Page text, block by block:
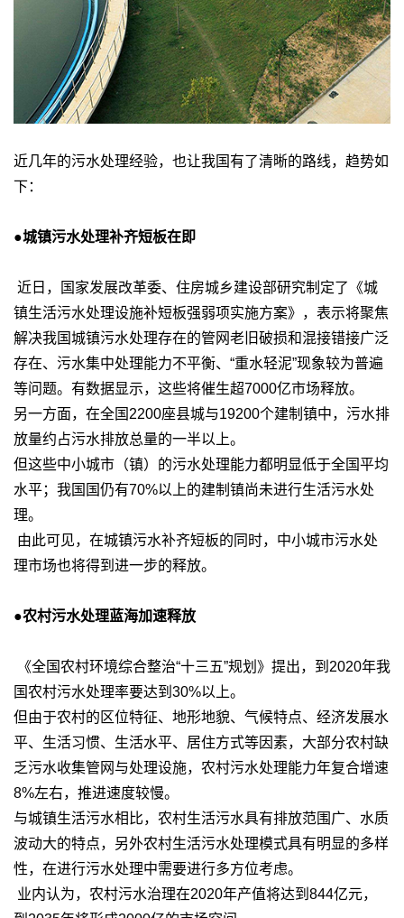
近几年的污水处理经验，也让我国有了清晰的路线，趋势如
下：
●城镇污水处理补齐短板在即
近日，国家发展改革委、住房城乡建设部研究制定了《城
镇生活污水处理设施补短板强弱项实施方案》，表示将聚焦
解决我国城镇污水处理存在的管网老旧破损和混接错接广泛
存在、污水集中处理能力不平衡、“重水轻泥”现象较为普遍
等问题。有数据显示，这些将催生超7000亿市场释放。
另一方面，在全国2200座县城与19200个建制镇中，污水排
放量约占污水排放总量的一半以上。
但这些中小城市（镇）的污水处理能力都明显低于全国平均
水平；我国国仍有70%以上的建制镇尚未进行生活污水处
理。
由此可见，在城镇污水补齐短板的同时，中小城市污水处
理市场也将得到进一步的释放。
●农村污水处理蓝海加速释放
《全国农村环境综合整治“十三五”规划》提出，到2020年我
国农村污水处理率要达到30%以上。
但由于农村的区位特征、地形地貌、气候特点、经济发展水
平、生活习惯、生活水平、居住方式等因素，大部分农村缺
乏污水收集管网与处理设施，农村污水处理能力年复合增速
8%左右，推进速度较慢。
与城镇生活污水相比，农村生活污水具有排放范围广、水质
波动大的特点，另外农村生活污水处理模式具有明显的多样
性，在进行污水处理中需要进行多方位考虑。
业内认为，农村污水治理在2020年产值将达到844亿元，